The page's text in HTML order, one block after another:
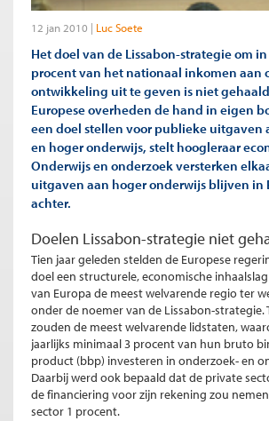
12 jan 2010 Luc Soete
Het doel van de Lissabon-strategie om
procent van het nationaal inkomen aan
ontwikkeling uit te geven is niet
Europese overheden de hand in eigen
een doel stellen voor publieke uitgaven
en hoger onderwijs, stelt hoogleraar
Onderwijs en onderzoek versterken
uitgaven aan hoger onderwijs blijven in
achter.
Doelen Lissabon-strategie niet
Tien jaar geleden stelden de Europese
doel een structurele, economische
van Europa de meest welvarende regio ter
onder de noemer van de Lissabon-strategie.
zouden de meest welvarende lidstaten,
jaarlijks minimaal 3 procent van hun bruto
product (bbp) investeren in onderzoek- en
Daarbij werd ook bepaald dat de private
de financiering voor zijn rekening zou
sector 1 procent.